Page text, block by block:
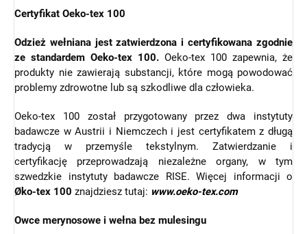
Certyfikat Oeko-tex 100
Odzież wełniana jest zatwierdzona i certyfikowana zgodnie
ze standardem Oeko-tex 100. Oeko-tex 100 zapewnia, że
produkty nie zawierają substancji, które mogą powodować
problemy zdrowotne lub są szkodliwe dla człowieka.
Oeko-tex 100 został przygotowany przez dwa instytuty
badawcze w Austrii i Niemczech i jest certyfikatem z długą
tradycją w przemyśle tekstylnym. Zatwierdzanie i
certyfikację przeprowadzają niezależne organy, w tym
szwedzkie instytuty badawcze RISE. Więcej informacji o
Øko-tex 100 znajdziesz tutaj: www.oeko-tex.com
Owce merynosowe i wełna bez mulesingu